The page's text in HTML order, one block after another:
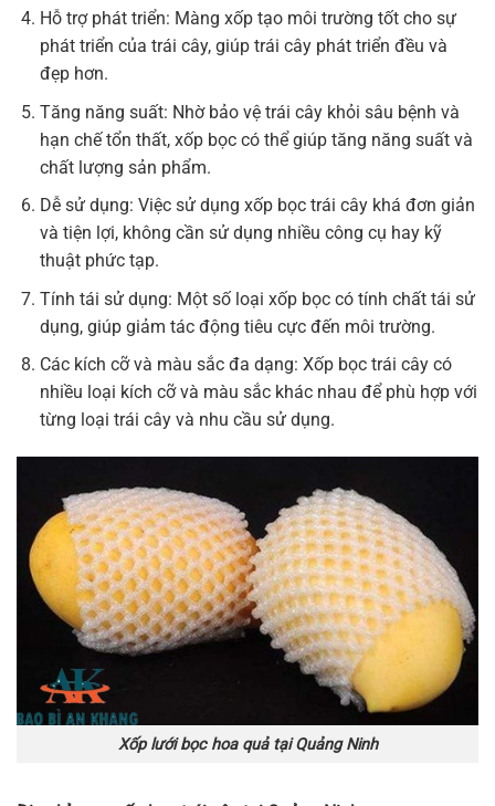
Hỗ trợ phát triển: Màng xốp tạo môi trường tốt cho sự
phát triển của trái cây, giúp trái cây phát triển đều và
đẹp hơn.
Tăng năng suất: Nhờ bảo vệ trái cây khỏi sâu bệnh và
hạn chế tổn thất, xốp bọc có thể giúp tăng năng suất và
chất lượng sản phẩm.
Dễ sử dụng: Việc sử dụng xốp bọc trái cây khá đơn giản
và tiện lợi, không cần sử dụng nhiều công cụ hay kỹ
thuật phức tạp.
Tính tái sử dụng: Một số loại xốp bọc có tính chất tái sử
dụng, giúp giảm tác động tiêu cực đến môi trường.
Các kích cỡ và màu sắc đa dạng: Xốp bọc trái cây có
nhiều loại kích cỡ và màu sắc khác nhau để phù hợp với
từng loại trái cây và nhu cầu sử dụng.
Xốp lưới bọc hoa quả tại Quảng Ninh